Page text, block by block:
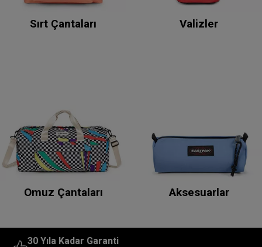
Sırt Çantaları Valizler
Omuz Çantaları Aksesuarlar
30 Yıla Kadar Garanti